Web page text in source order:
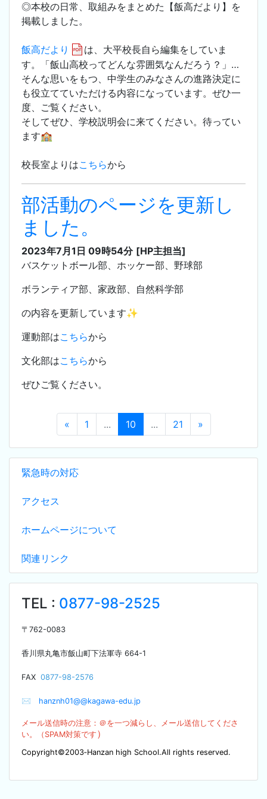
緊急時の対応
アクセス
ホームページについて
関連リンク
TEL : 0877-98-2525
〒 762-0083
香川県丸亀市飯山町下法軍寺 664-1
FAX 0877-98-2576
✉ hanznh01@@kagawa-edu.jp
メール送信時の注意：＠を一つ減らし、メール送信してくださ
い。（SPAM対策です ）
Copyright©2003‐Hanzan high School.All rights reserved.
◎本校の日常、取組みをまとめた【飯高だより】を
掲載しました。
飯高だより
は、大平校長自ら編集をしていま
す。「飯山高校ってどんな雰囲気なんだろう？」…
そんな思いをもつ、中学生のみなさんの進路決定に
も役立てていただける内容になっています。ぜひ一
度、ご覧ください。
そしてぜひ、学校説明会に来てください。待ってい
ます🏫
校長室よりはこちらから
部活動のページを更新し
ました。
2023年7月1日 09時54分 [HP主担当]
バスケットボール部、ホッケー部、野球部
ボランティア部、家政部、自然科学部
の内容を更新しています✨
運動部はこちらから
文化部はこちらから
ぜひご覧ください。
« 1 ... 10 ... 21 »